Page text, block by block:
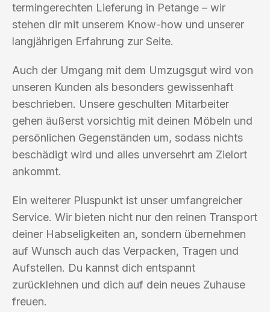
termingerechten Lieferung in Petange – wir
stehen dir mit unserem Know-how und unserer
langjährigen Erfahrung zur Seite.
Auch der Umgang mit dem Umzugsgut wird von
unseren Kunden als besonders gewissenhaft
beschrieben. Unsere geschulten Mitarbeiter
gehen äußerst vorsichtig mit deinen Möbeln und
persönlichen Gegenständen um, sodass nichts
beschädigt wird und alles unversehrt am Zielort
ankommt.
Ein weiterer Pluspunkt ist unser umfangreicher
Service. Wir bieten nicht nur den reinen Transport
deiner Habseligkeiten an, sondern übernehmen
auf Wunsch auch das Verpacken, Tragen und
Aufstellen. Du kannst dich entspannt
zurücklehnen und dich auf dein neues Zuhause
freuen.